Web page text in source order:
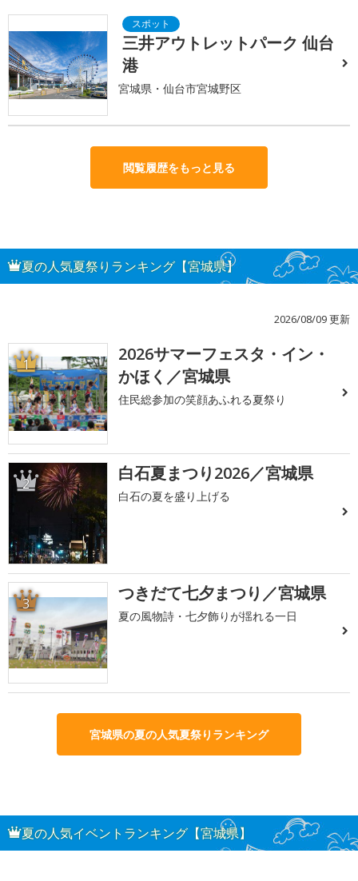
三井アウトレットパーク 仙台
港
宮城県・仙台市宮城野区
閲覧履歴をもっと見る
夏の人気夏祭りランキング【宮城県】
2026/08/09 更新
1
2026サマーフェスタ・イン・
かほく／宮城県
住民総参加の笑顔あふれる夏祭り
2 白石夏まつり2026／宮城県
白石の夏を盛り上げる
3 つきだて七夕まつり／宮城県
夏の風物詩・七夕飾りが揺れる一日
宮城県の夏の人気夏祭りランキング
夏の人気イベントランキング【宮城県】